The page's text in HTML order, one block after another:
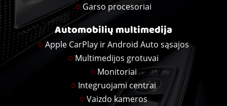
Garso procesoriai
Automobilių multimedija
Apple CarPlay ir Android Auto sąsajos
Multimedijos grotuvai
Monitoriai
Integruojami centrai
Vaizdo kameros